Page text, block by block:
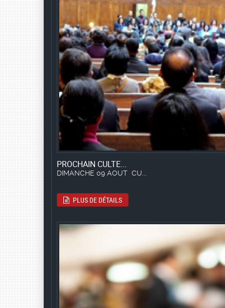
PROCHAIN CULTE...
DIMANCHE 09 AOUT CU...
PLUS DE DÉTAILS